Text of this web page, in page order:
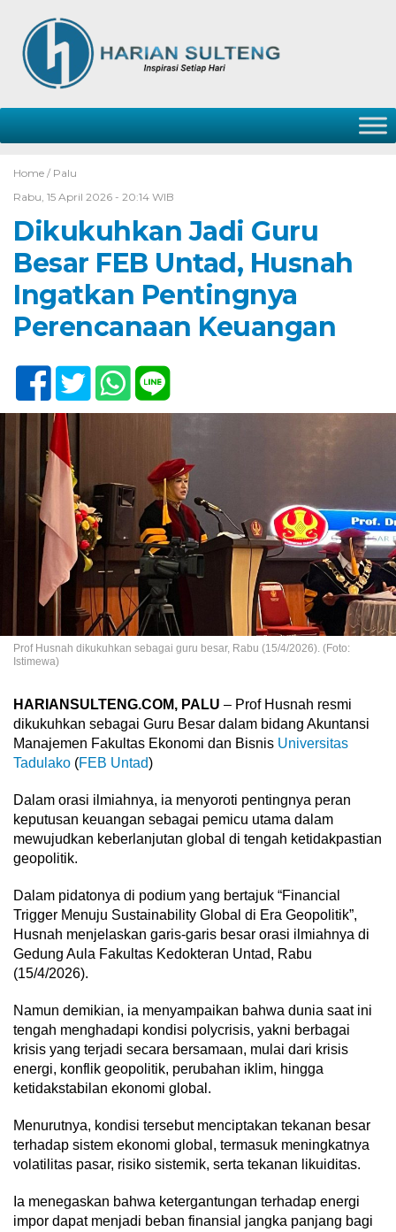
Home / Palu
Rabu, 15 April 2026 - 20:14 WIB
Dikukuhkan Jadi Guru
Besar FEB Untad, Husnah
Ingatkan Pentingnya
Perencanaan Keuangan
Prof Husnah dikukuhkan sebagai guru besar, Rabu (15/4/2026). (Foto:
Istimewa)
HARIANSULTENG.COM, PALU – Prof Husnah resmi
dikukuhkan sebagai Guru Besar dalam bidang Akuntansi
Manajemen Fakultas Ekonomi dan Bisnis Universitas
Tadulako (FEB Untad)
Dalam orasi ilmiahnya, ia menyoroti pentingnya peran
keputusan keuangan sebagai pemicu utama dalam
mewujudkan keberlanjutan global di tengah ketidakpastian
geopolitik.
Dalam pidatonya di podium yang bertajuk “Financial
Trigger Menuju Sustainability Global di Era Geopolitik”,
Husnah menjelaskan garis-garis besar orasi ilmiahnya di
Gedung Aula Fakultas Kedokteran Untad, Rabu
(15/4/2026).
Namun demikian, ia menyampaikan bahwa dunia saat ini
tengah menghadapi kondisi polycrisis, yakni berbagai
krisis yang terjadi secara bersamaan, mulai dari krisis
energi, konflik geopolitik, perubahan iklim, hingga
ketidakstabilan ekonomi global.
Menurutnya, kondisi tersebut menciptakan tekanan besar
terhadap sistem ekonomi global, termasuk meningkatnya
volatilitas pasar, risiko sistemik, serta tekanan likuiditas.
Ia menegaskan bahwa ketergantungan terhadap energi
impor dapat menjadi beban finansial jangka panjang bagi